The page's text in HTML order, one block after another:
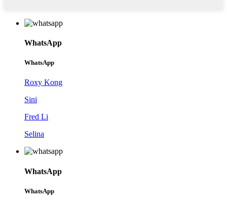
WhatsApp
WhatsApp
Roxy Kong
Sini
Fred Li
Selina
WhatsApp
WhatsApp